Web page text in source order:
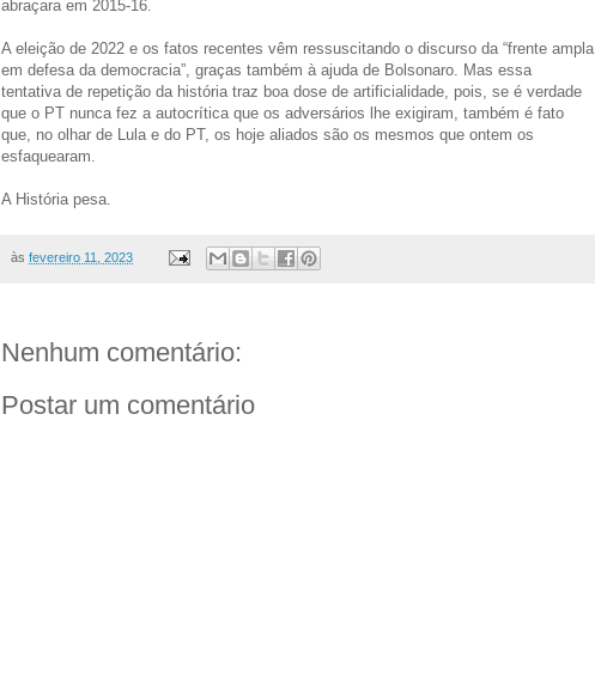
abraçara em 2015-16.
A eleição de 2022 e os fatos recentes vêm ressuscitando o discurso da “frente ampla
em defesa da democracia”, graças também à ajuda de Bolsonaro. Mas essa
tentativa de repetição da história traz boa dose de artificialidade, pois, se é verdade
que o PT nunca fez a autocrítica que os adversários lhe exigiram, também é fato
que, no olhar de Lula e do PT, os hoje aliados são os mesmos que ontem os
esfaquearam.
A História pesa.
às fevereiro 11, 2023
Nenhum comentário:
Postar um comentário